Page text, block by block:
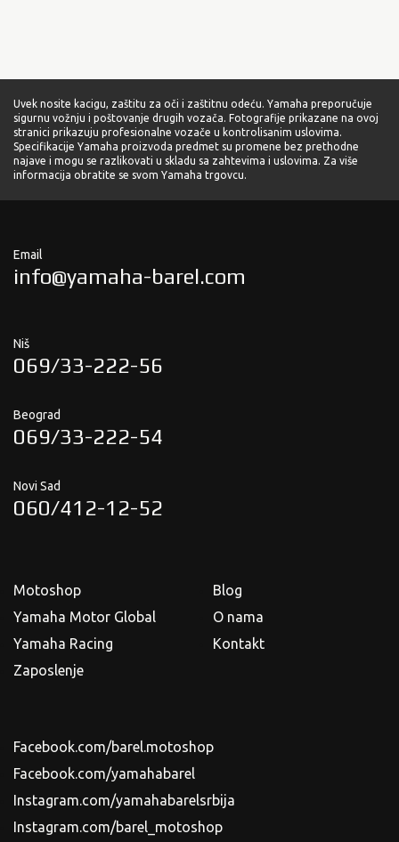
Uvek nosite kacigu, zaštitu za oči i zaštitnu odeću. Yamaha preporučuje
sigurnu vožnju i poštovanje drugih vozača. Fotografije prikazane na ovoj
stranici prikazuju profesionalne vozače u kontrolisanim uslovima.
Specifikacije Yamaha proizvoda predmet su promene bez prethodne
najave i mogu se razlikovati u skladu sa zahtevima i uslovima. Za više
informacija obratite se svom Yamaha trgovcu.
Email
info@yamaha-barel.com
Niš
069/33-222-56
Beograd
069/33-222-54
Novi Sad
060/412-12-52
Motoshop
Yamaha Motor Global
Yamaha Racing
Zaposlenje
Blog
O nama
Kontakt
Facebook.com/barel.motoshop
Facebook.com/yamahabarel
Instagram.com/yamahabarelsrbija
Instagram.com/barel_motoshop